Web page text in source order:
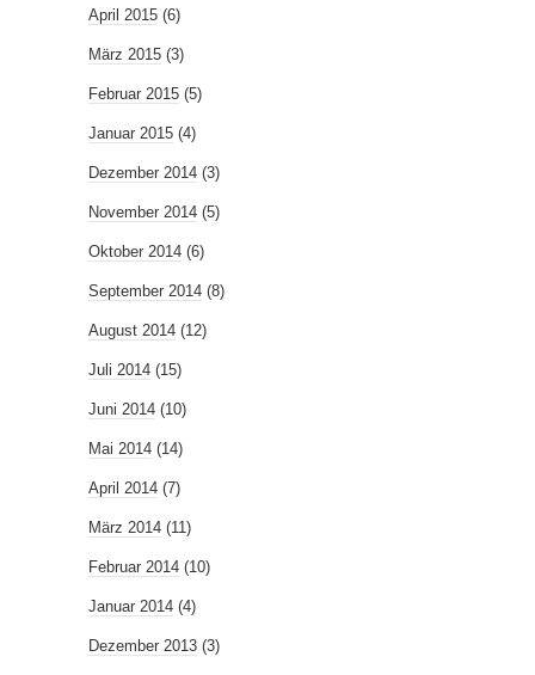
April 2015 (6)
März 2015 (3)
Februar 2015 (5)
Januar 2015 (4)
Dezember 2014 (3)
November 2014 (5)
Oktober 2014 (6)
September 2014 (8)
August 2014 (12)
Juli 2014 (15)
Juni 2014 (10)
Mai 2014 (14)
April 2014 (7)
März 2014 (11)
Februar 2014 (10)
Januar 2014 (4)
Dezember 2013 (3)